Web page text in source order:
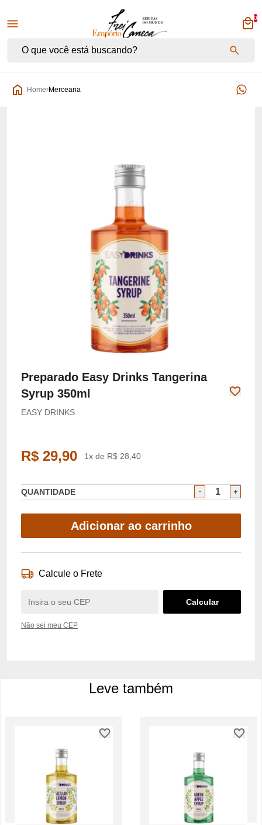
Empório Frei Caneca
0
Home Mercearia
Preparado Easy Drinks Tangerina
Syrup 350ml
EASY DRINKS
R$ 29,90 1x de R$ 28,40
QUANTIDADE
Adicionar ao carrinho
Calcule o Frete
Não sei meu CEP
Leve também